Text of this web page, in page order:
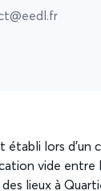
établi lors d’un
vide entre
lieux à